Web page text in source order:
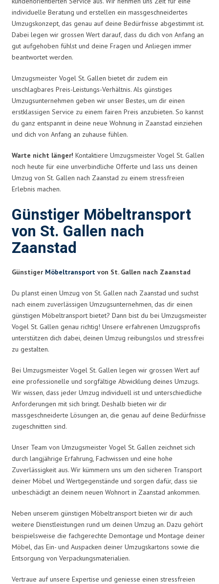
individuelle Beratung und erstellen ein massgeschneidertes
Umzugskonzept, das genau auf deine Bedürfnisse abgestimmt ist.
Dabei legen wir grossen Wert darauf, dass du dich von Anfang an
gut aufgehoben fühlst und deine Fragen und Anliegen immer
beantwortet werden.
Umzugsmeister Vogel St. Gallen bietet dir zudem ein
unschlagbares Preis-Leistungs-Verhältnis. Als günstiges
Umzugsunternehmen geben wir unser Bestes, um dir einen
erstklassigen Service zu einem fairen Preis anzubieten. So kannst
du ganz entspannt in deine neue Wohnung in Zaanstad einziehen
und dich von Anfang an zuhause fühlen.
Warte nicht länger! Kontaktiere Umzugsmeister Vogel St. Gallen
noch heute für eine unverbindliche Offerte und lass uns deinen
Umzug von St. Gallen nach Zaanstad zu einem stressfreien
Erlebnis machen.
Günstiger Möbeltransport
von St. Gallen nach
Zaanstad
Günstiger Möbeltransport von St. Gallen nach Zaanstad
Du planst einen Umzug von St. Gallen nach Zaanstad und suchst
nach einem zuverlässigen Umzugsunternehmen, das dir einen
günstigen Möbeltransport bietet? Dann bist du bei Umzugsmeister
Vogel St. Gallen genau richtig! Unsere erfahrenen Umzugsprofis
unterstützen dich dabei, deinen Umzug reibungslos und stressfrei
zu gestalten.
Bei Umzugsmeister Vogel St. Gallen legen wir grossen Wert auf
eine professionelle und sorgfältige Abwicklung deines Umzugs.
Wir wissen, dass jeder Umzug individuell ist und unterschiedliche
Anforderungen mit sich bringt. Deshalb bieten wir dir
massgeschneiderte Lösungen an, die genau auf deine Bedürfnisse
zugeschnitten sind.
Unser Team von Umzugsmeister Vogel St. Gallen zeichnet sich
durch langjährige Erfahrung, Fachwissen und eine hohe
Zuverlässigkeit aus. Wir kümmern uns um den sicheren Transport
deiner Möbel und Wertgegenstände und sorgen dafür, dass sie
unbeschädigt an deinem neuen Wohnort in Zaanstad ankommen.
Neben unserem günstigen Möbeltransport bieten wir dir auch
weitere Dienstleistungen rund um deinen Umzug an. Dazu gehört
beispielsweise die fachgerechte Demontage und Montage deiner
Möbel, das Ein- und Auspacken deiner Umzugskartons sowie die
Entsorgung von Verpackungsmaterialien.
Vertraue auf unsere Expertise und geniesse einen stressfreien